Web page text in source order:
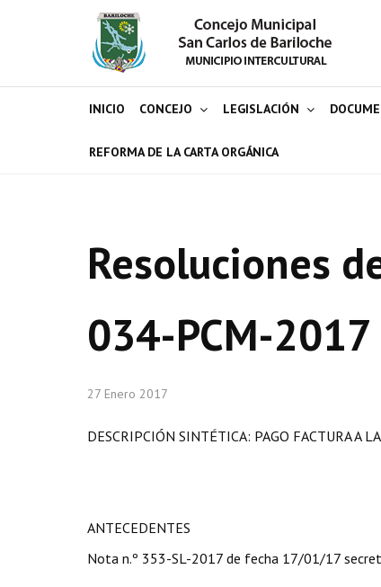
INICIO CONCEJO LEGISLACIÓN
REFORMA DE LA CARTA ORGÁNICA
Resoluciones
034-PCM-2017
27 Enero 2017
DESCRIPCIÓN SINTÉTICA: PAGO FACTURA A
ANTECEDENTES
Nota n.º 353-SL-2017 de fecha 17/01/17